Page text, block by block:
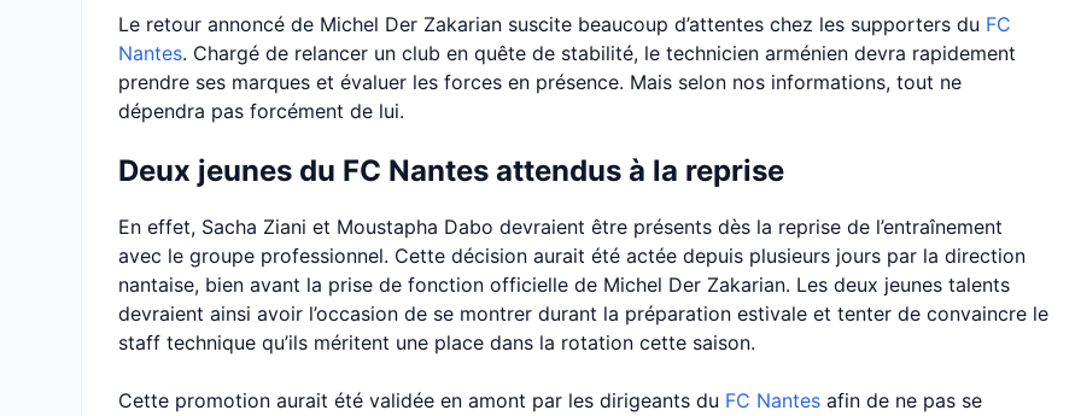
Le retour annoncé de Michel Der Zakarian suscite beaucoup d’attentes chez les supporters du FC
Nantes. Chargé de relancer un club en quête de stabilité, le technicien arménien devra rapidement
prendre ses marques et évaluer les forces en présence. Mais selon nos informations, tout ne
dépendra pas forcément de lui.
Deux jeunes du FC Nantes attendus à la reprise
En effet, Sacha Ziani et Moustapha Dabo devraient être présents dès la reprise de l’entraînement
avec le groupe professionnel. Cette décision aurait été actée depuis plusieurs jours par la direction
nantaise, bien avant la prise de fonction officielle de Michel Der Zakarian. Les deux jeunes talents
devraient ainsi avoir l’occasion de se montrer durant la préparation estivale et tenter de convaincre le
staff technique qu’ils méritent une place dans la rotation cette saison.
Cette promotion aurait été validée en amont par les dirigeants du FC Nantes afin de ne pas se